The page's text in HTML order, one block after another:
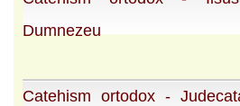
Dumnezeu
Catehism ortodox -